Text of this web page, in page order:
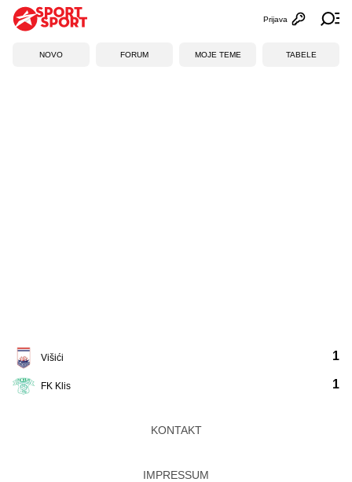
Otvori
Prijava
NOVO FORUM MOJE TEME TABELE
Višići
FK Klis
1
1
KONTAKT
IMPRESSUM